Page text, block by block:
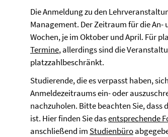
Die Anmeldung zu den
Management. Der Zeitraum für die
Wochen, je im Oktober und April. Für
Termine, allerdings sind die
platzzahlbeschränkt.
Studierende, die es verpasst haben,
Anmeldezeitraums ein- oder
nachzuholen. Bitte beachten Sie,
ist. Hier finden Sie dasentsprechende
anschließend im Studienbüro